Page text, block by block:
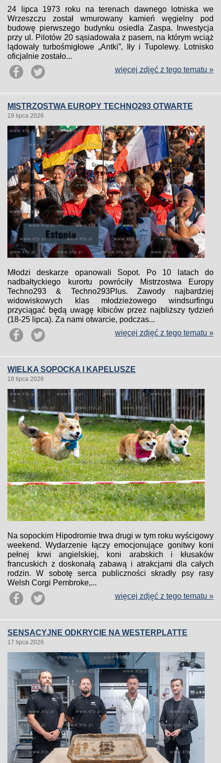
24 lipca 1973 roku na terenach dawnego lotniska we
Wrzeszczu został wmurowany kamień węgielny pod
budowę pierwszego budynku osiedla Zaspa. Inwestycja
przy ul. Pilotów 20 sąsiadowała z pasem, na którym wciąż
lądowały turbośmigłowe „Antki”, Iły i Tupolewy. Lotnisko
oficjalnie zostało...
więcej zdjęć z tego tematu »
MISTRZOSTWA EUROPY TECHNO293 OTWARTE
19 lipca 2026
Młodzi deskarze opanowali Sopot. Po 10 latach do
nadbałtyckiego kurortu powróciły Mistrzostwa Europy
Techno293 & Techno293Plus. Zawody najbardziej
widowiskowych klas młodzieżowego windsurfingu
przyciągać będą uwagę kibiców przez najbliższy tydzień
(18-25 lipca). Za nami otwarcie, podczas...
więcej zdjęć z tego tematu »
WIELKA SOPOCKA I KAPELUSZE
18 lipca 2026
Na sopockim Hipodromie trwa drugi w tym roku wyścigowy
weekend. Wydarzenie łączy emocjonujące gonitwy koni
pełnej krwi angielskiej, koni arabskich i kłusaków
francuskich z doskonałą zabawą i atrakcjami dla całych
rodzin. W sobotę serca publiczności skradły psy rasy
Welsh Corgi Pembroke,...
więcej zdjęć z tego tematu »
SENSACYJNE ODKRYCIE NA WESTERPLATTE
17 lipca 2026